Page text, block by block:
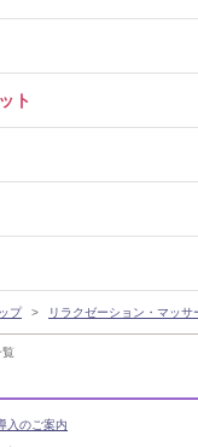
ト
プ リラクゼーション・マッ
入のご案内